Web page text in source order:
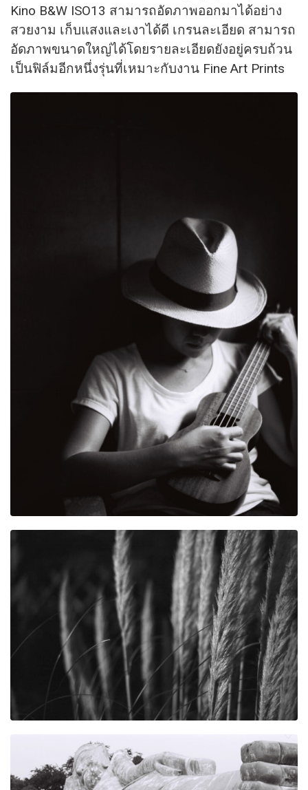
Kino B&W ISO13 สามารถอัดภาพออกมาได้อย่าง
สวยงาม เก็บแสงและเงาได้ดี เกรนละเอียด สามารถ
อัดภาพขนาดใหญ่ได้โดยรายละเอียดยังอยู่ครบถ้วน
เป็นฟิล์มอีกหนึ่งรุ่นที่เหมาะกับงาน Fine Art Prints